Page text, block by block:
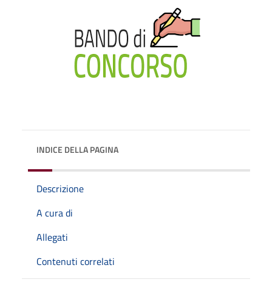
INDICE DELLA PAGINA
Descrizione
A cura di
Allegati
Contenuti correlati